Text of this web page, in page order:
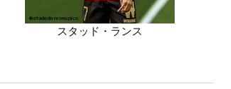
スタッド・ランス